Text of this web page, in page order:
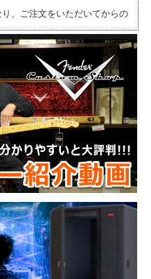
、ご注文をいただいてからの